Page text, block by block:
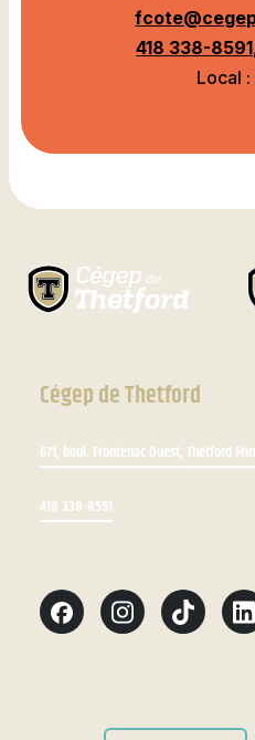
418 338-8591
Local
Cégep de Thetford
671, boul. Frontenac Ouest, Thetford
418 338-8591